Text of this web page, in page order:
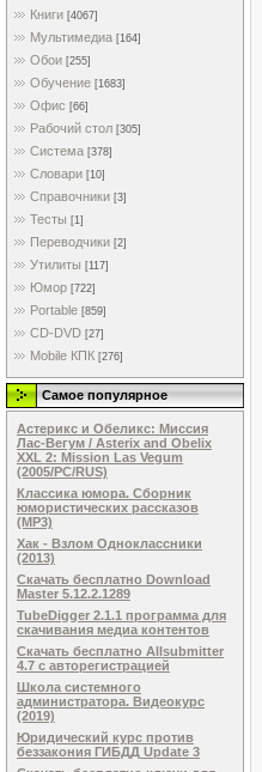
Книги [4067]
Мультимедиа [164]
Обои [255]
Обучение [1683]
Офис [66]
Рабочий стол [305]
Система [378]
Словари [10]
Справочники [3]
Тесты [1]
Переводчики [2]
Утилиты [117]
Юмор [722]
Portable [859]
CD-DVD [27]
Mobile КПК [276]
Самое популярное
Астерикс и Обеликс: Миссия
Лас-Вегум / Asterix and Obelix
XXL 2: Mission Las Vegum
(2005/PC/RUS)
Классика юмора. Сборник
юмористических рассказов
(MP3)
Хак - Взлом Одноклассники
(2013)
Скачать бесплатно Download
Master 5.12.2.1289
TubeDigger 2.1.1 программа для
скачивания медиа контентов
Скачать бесплатно Allsubmitter
4.7 с авторегистрацией
Школа системного
администратора. Видеокурс
(2019)
Юридический курс против
беззакония ГИБДД Update 3